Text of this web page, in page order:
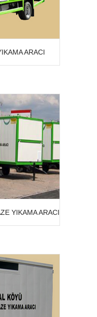
ARACI
YIKAMA ARACI